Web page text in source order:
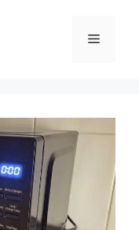
Menú